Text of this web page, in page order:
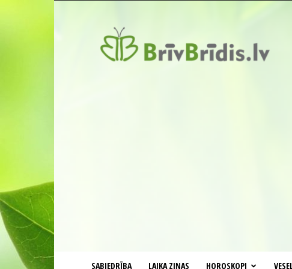
SABIEDRĪBA LAIKA ZIŅAS HOROSKOPI